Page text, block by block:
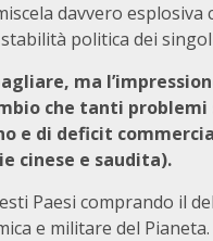
davvero
stabilità politica dei
ma
che tanti
e di deficit
cinese e saudita).
Paesi comprando il
e militare del Pianeta.